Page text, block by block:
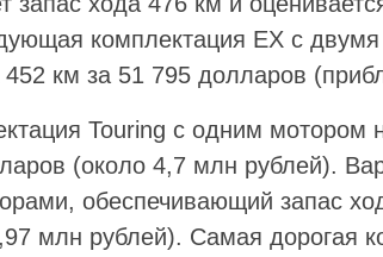
комплектация EX с
452 км за 51 795 долларов
Touring с одним мотором
(около 4,7 млн рублей).
обеспечивающий запас
млн рублей). Самая дорогая